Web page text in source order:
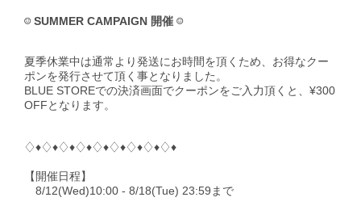
☺︎SUMMER CAMPAIGN 開催 ☺︎
夏季休業中は通常より発送にお時間を頂くため、お得なクー
ポンを発行させて頂く事となりました。ㅤㅤㅤㅤㅤㅤㅤㅤㅤㅤ
BLUE STOREでの決済画面でクーポンをご入力頂くと、¥300
OFFとなります。
♢♦︎♢♦︎♢♦︎♢♦︎♢♦︎♢♦︎♢♦︎♢♦︎♢♦︎ㅤㅤ
【開催日程】
8/12(Wed)10:00 - 8/18(Tue) 23:59まで